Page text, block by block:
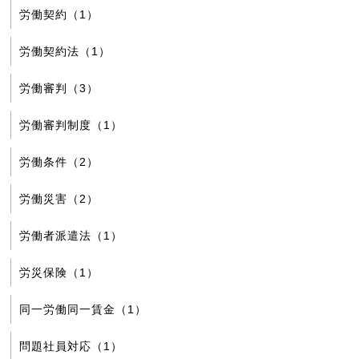
労働契約（1）
労働契約法（1）
労働審判（3）
労働審判制度（1）
労働条件（2）
労働災害（2）
労働者派遣法（1）
労災保険（1）
同一労働同一賃金（1）
問題社員対応（1）